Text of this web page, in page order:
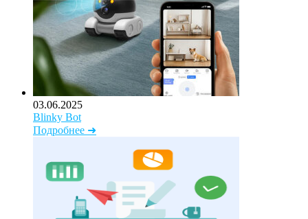
03.06.2025
Blinky Bot
Подробнее ➜